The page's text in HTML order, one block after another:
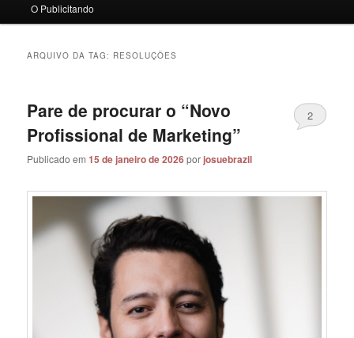
O Publicitando
ARQUIVO DA TAG: RESOLUÇÕES
Pare de procurar o “Novo
Profissional de Marketing”
Publicado em15 de janeiro de 2026porjosuebrazil
2